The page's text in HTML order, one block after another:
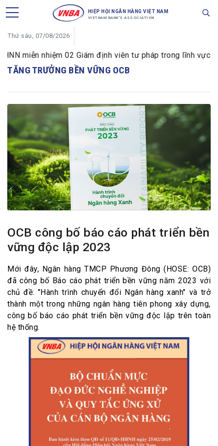
HIỆP HỘI NGÂN HÀNG VIỆT NAM
VIETNAM BANK'S ASSOCIATION
Thứ sáu, 07/08/2026
miễn nhiệm 02 Giám định viên tư pháp trong lĩnh vực
TĂNG TRƯỞNG BỀN VỮNG OCB
OCB công bố báo cáo phát triển bền
vững độc lập 2023
Mới đây, Ngân hàng TMCP Phương Đông (HOSE: OCB)
đã công bố Báo cáo phát triển bền vững năm 2023 với
chủ đề: "Hành trình chuyển đổi Ngân hàng xanh" và trở
thành một trong những ngân hàng tiên phong xây dựng,
công bố báo cáo phát triển bền vững độc lập trên toàn
hệ thống.